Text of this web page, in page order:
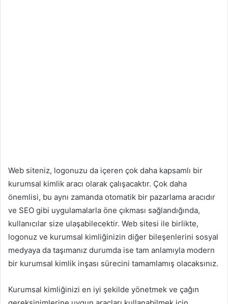
Web siteniz, logonuzu da içeren çok daha kapsamlı bir
kurumsal kimlik aracı olarak çalışacaktır. Çok daha
önemlisi, bu aynı zamanda otomatik bir pazarlama aracıdır
ve SEO gibi uygulamalarla öne çıkması sağlandığında,
kullanıcılar size ulaşabilecektir. Web sitesi ile birlikte,
logonuz ve kurumsal kimliğinizin diğer bileşenlerini sosyal
medyaya da taşımanız durumda ise tam anlamıyla modern
bir kurumsal kimlik inşası sürecini tamamlamış olacaksınız.
Kurumsal kimliğinizi en iyi şekilde yönetmek ve çağın